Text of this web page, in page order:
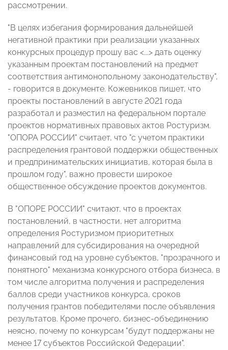
рассмотрении.
"В целях избегания формирования дальнейшей
негативной практики при реализации указанных
конкурсных процедур прошу вас <...> дать оценку
указанным проектам постановлений на предмет
соответствия антимонопольному законодательству",
- говорится в документе. Кожевников пишет, что
проекты постановлений в августе 2021 года
разработал и разместил на федеральном портале
проектов нормативных правовых актов Ростуризм.
"ОПОРА РОССИИ" считает, что "с учетом практики
распределения грантовой поддержки общественных
и предпринимательских инициатив, которая была в
прошлом году", важно провести широкое
общественное обсуждение проектов документов.
В "ОПОРЕ РОССИИ" считают, что в проектах
постановлений, в частности, нет алгоритма
определения Ростуризмом приоритетных
направлений для субсидирования на очередной
финансовый год на уровне субъектов, "прозрачного и
понятного" механизма конкурсного отбора бизнеса, в
том числе алгоритма получения и распределения
баллов среди участников конкурса, сроков
получения грантов победителями после объявления
результатов. Кроме прочего, бизнес-объединению
неясно, почему по конкурсам "будут поддержаны не
менее 17 субъектов Российской Федерации".